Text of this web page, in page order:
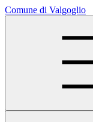
Comune di Valgoglio